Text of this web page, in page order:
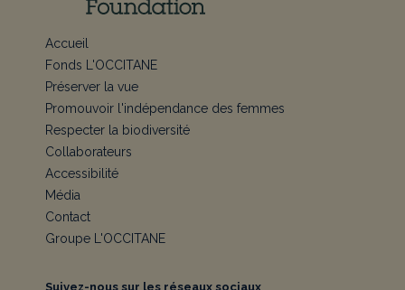
Accueil
Fonds L'OCCITANE
Préserver la vue
Promouvoir l'indépendance des femmes
Respecter la biodiversité
Collaborateurs
Accessibilité
Média
Contact
Groupe L'OCCITANE
Suivez-nous sur les réseaux sociaux